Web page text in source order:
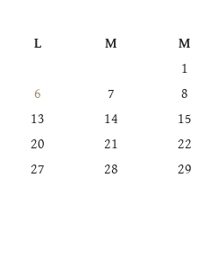
L
M M
1
6
7 8
13
14 15
20
21 22
27
28 29